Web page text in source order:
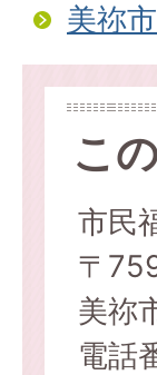
美祢
こ
市民
〒
美祢
電話